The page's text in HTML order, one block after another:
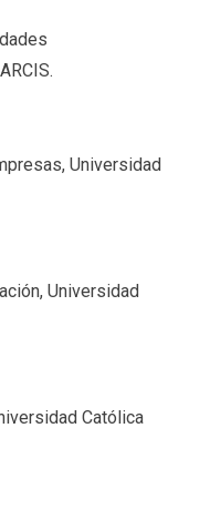
Universidad
Universidad
Católica